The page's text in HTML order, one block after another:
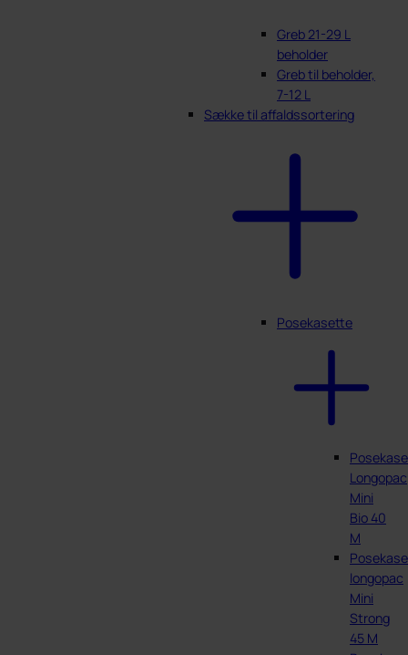
Greb 21-29 L
beholder
Greb til beholder,
7-12 L
Sække til affaldssortering
Posekasette
Longopac
Mini
Bio 40
M
longopac
Mini
Strong
45 M